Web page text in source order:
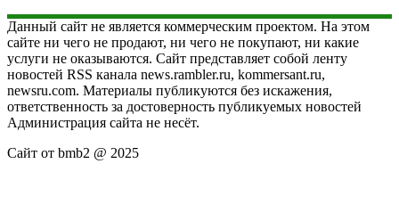
Данный сайт не является коммерческим проектом. На этом
сайте ни чего не продают, ни чего не покупают, ни какие
услуги не оказываются. Сайт представляет собой ленту
новостей RSS канала news.rambler.ru, kommersant.ru,
newsru.com. Материалы публикуются без искажения,
ответственность за достоверность публикуемых новостей
Администрация сайта не несёт.
Сайт от bmb2 @ 2025